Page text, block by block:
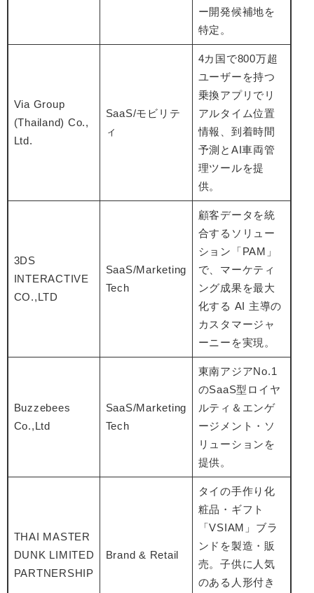
ー開発候補地を
特定。
Via Group
(Thailand) Co.,
Ltd.
SaaS/モビリテ
ィ
4カ国で800万超
ユーザーを持つ
乗換アプリでリ
アルタイム位置
情報、到着時間
予測とAI車両管
理ツールを提
供。
3DS
INTERACTIVE
CO.,LTD
SaaS/Marketing
Tech
顧客データを統
合するソリュー
ション「PAM」
で、マーケティ
ング成果を最大
化する AI 主導の
カスタマージャ
ーニーを実現。
Buzzebees
Co.,Ltd
SaaS/Marketing
Tech
東南アジアNo.1
のSaaS型ロイヤ
ルティ＆エンゲ
ージメント・ソ
リューションを
提供。
THAI MASTER
DUNK LIMITED
PARTNERSHIP
Brand & Retail
タイの手作り化
粧品・ギフト
「VSIAM」ブラ
ンドを製造・販
売。子供に人気
のある人形付き